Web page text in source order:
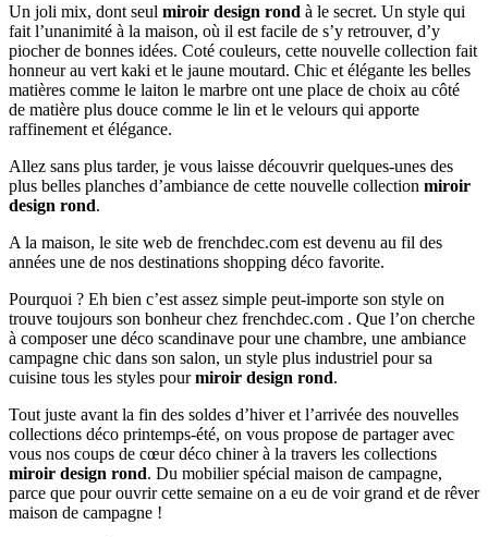
Un joli mix, dont seul miroir design rond à le secret. Un style qui
fait l’unanimité à la maison, où il est facile de s’y retrouver, d’y
piocher de bonnes idées. Coté couleurs, cette nouvelle collection fait
honneur au vert kaki et le jaune moutard. Chic et élégante les belles
matières comme le laiton le marbre ont une place de choix au côté
de matière plus douce comme le lin et le velours qui apporte
raffinement et élégance.
Allez sans plus tarder, je vous laisse découvrir quelques-unes des
plus belles planches d’ambiance de cette nouvelle collection miroir
design rond.
A la maison, le site web de frenchdec.com est devenu au fil des
années une de nos destinations shopping déco favorite.
Pourquoi ? Eh bien c’est assez simple peut-importe son style on
trouve toujours son bonheur chez frenchdec.com . Que l’on cherche
à composer une déco scandinave pour une chambre, une ambiance
campagne chic dans son salon, un style plus industriel pour sa
cuisine tous les styles pourmiroir design rond.
Tout juste avant la fin des soldes d’hiver et l’arrivée des nouvelles
collections déco printemps-été, on vous propose de partager avec
vous nos coups de cœur déco chiner à la travers les collections
miroir design rond. Du mobilier spécial maison de campagne,
parce que pour ouvrir cette semaine on a eu de voir grand et de rêver
maison de campagne !